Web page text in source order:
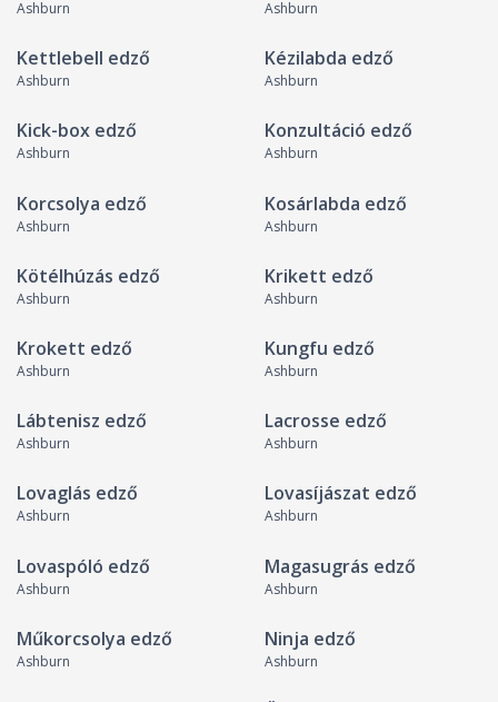
Ashburn Ashburn
Kettlebell edző
Ashburn
Kézilabda edző
Ashburn
Kick-box edző
Ashburn
Konzultáció edző
Ashburn
Korcsolya edző
Ashburn
Kosárlabda edző
Ashburn
Kötélhúzás edző
Ashburn
Krikett edző
Ashburn
Krokett edző
Ashburn
Kungfu edző
Ashburn
Lábtenisz edző
Ashburn
Lacrosse edző
Ashburn
Lovaglás edző
Ashburn
Lovasíjászat edző
Ashburn
Lovaspóló edző
Ashburn
Magasugrás edző
Ashburn
Műkorcsolya edző
Ashburn
Ninja edző
Ashburn